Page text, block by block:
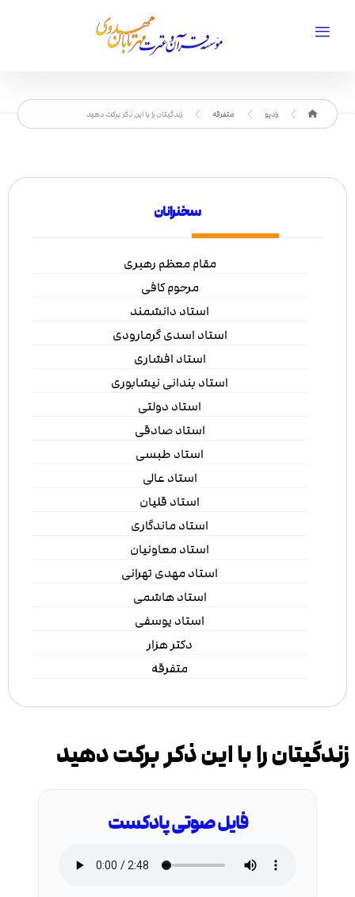
رادیو متفرقه زندگیتان را با این ذکر برکت دهید
سخنرانان
مقام معظم رهبری
مرحوم کافی
استاد دانشمند
استاد اسدی گرمارودی
استاد افشاری
استاد بندانی نیشابوری
استاد دولتی
استاد صادقی
استاد طبسی
استاد عالی
استاد قلیان
استاد ماندگاری
استاد معاونیان
استاد مهدی تهرانی
استاد هاشمی
استاد یوسفی
دکتر هزار
متفرقه
زندگیتان را با این ذکر برکت دهید
فایل صوتی پادکست